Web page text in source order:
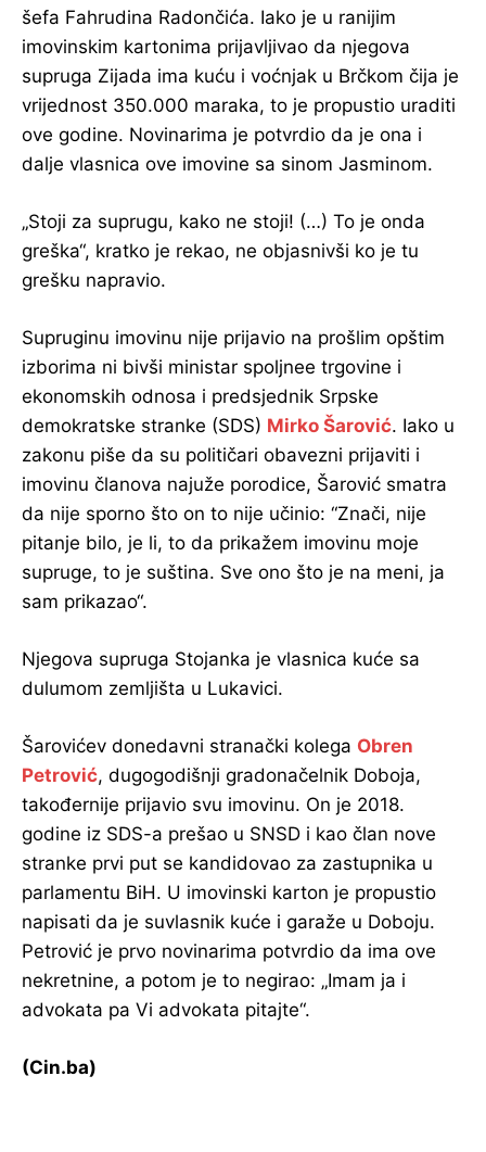
šefa Fahrudina Radončića. Iako je u ranijim
imovinskim kartonima prijavljivao da njegova
supruga Zijada ima kuću i voćnjak u Brčkom čija je
vrijednost 350.000 maraka, to je propustio uraditi
ove godine. Novinarima je potvrdio da je ona i
dalje vlasnica ove imovine sa sinom Jasminom.
„Stoji za suprugu, kako ne stoji! (…) To je onda
greška“, kratko je rekao, ne objasnivši ko je tu
grešku napravio.
Supruginu imovinu nije prijavio na prošlim opštim
izborima ni bivši ministar spoljnee trgovine i
ekonomskih odnosa i predsjednik Srpske
demokratske stranke (SDS) Mirko Šarović. Iako u
zakonu piše da su političari obavezni prijaviti i
imovinu članova najuže porodice, Šarović smatra
da nije sporno što on to nije učinio: “Znači, nije
pitanje bilo, je li, to da prikažem imovinu moje
supruge, to je suština. Sve ono što je na meni, ja
sam prikazao“.
Njegova supruga Stojanka je vlasnica kuće sa
dulumom zemljišta u Lukavici.
Šarovićev donedavni stranački kolega Obren
Petrović, dugogodišnji gradonačelnik Doboja,
takođernije prijavio svu imovinu. On je 2018.
godine iz SDS-a prešao u SNSD i kao član nove
stranke prvi put se kandidovao za zastupnika u
parlamentu BiH. U imovinski karton je propustio
napisati da je suvlasnik kuće i garaže u Doboju.
Petrović je prvo novinarima potvrdio da ima ove
nekretnine, a potom je to negirao: „Imam ja i
advokata pa Vi advokata pitajte“.
(Cin.ba)